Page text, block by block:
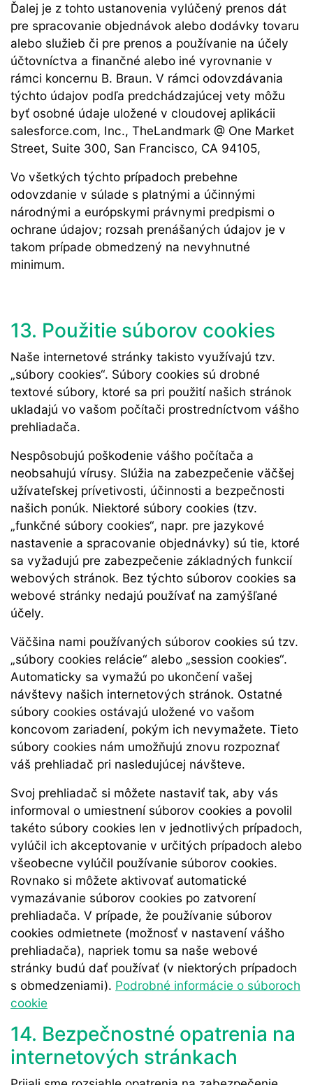
Ďalej je z tohto ustanovenia vylúčený prenos dát
pre spracovanie objednávok alebo dodávky tovaru
alebo služieb či pre prenos a používanie na účely
účtovníctva a finančné alebo iné vyrovnanie v
rámci koncernu B. Braun. V rámci odovzdávania
týchto údajov podľa predchádzajúcej vety môžu
byť osobné údaje uložené v cloudovej aplikácii
salesforce.com, Inc., TheLandmark @ One Market
Street, Suite 300, San Francisco, CA 94105,
Vo všetkých týchto prípadoch prebehne
odovzdanie v súlade s platnými a účinnými
národnými a európskymi právnymi predpismi o
ochrane údajov; rozsah prenášaných údajov je v
takom prípade obmedzený na nevyhnutné
minimum.
13. Použitie súborov cookies
Naše internetové stránky takisto využívajú tzv.
„súbory cookies“. Súbory cookies sú drobné
textové súbory, ktoré sa pri použití našich stránok
ukladajú vo vašom počítači prostredníctvom vášho
prehliadača.
Nespôsobujú poškodenie vášho počítača a
neobsahujú vírusy. Slúžia na zabezpečenie väčšej
užívateľskej prívetivosti, účinnosti a bezpečnosti
našich ponúk. Niektoré súbory cookies (tzv.
„funkčné súbory cookies“, napr. pre jazykové
nastavenie a spracovanie objednávky) sú tie, ktoré
sa vyžadujú pre zabezpečenie základných funkcií
webových stránok. Bez týchto súborov cookies sa
webové stránky nedajú používať na zamýšľané
účely.
Väčšina nami používaných súborov cookies sú tzv.
„súbory cookies relácie“ alebo „session cookies“.
Automaticky sa vymažú po ukončení vašej
návštevy našich internetových stránok. Ostatné
súbory cookies ostávajú uložené vo vašom
koncovom zariadení, pokým ich nevymažete. Tieto
súbory cookies nám umožňujú znovu rozpoznať
váš prehliadač pri nasledujúcej návšteve.
Svoj prehliadač si môžete nastaviť tak, aby vás
informoval o umiestnení súborov cookies a povolil
takéto súbory cookies len v jednotlivých prípadoch,
vylúčil ich akceptovanie v určitých prípadoch alebo
všeobecne vylúčil používanie súborov cookies.
Rovnako si môžete aktivovať automatické
vymazávanie súborov cookies po zatvorení
prehliadača. V prípade, že používanie súborov
cookies odmietnete (možnosť v nastavení vášho
prehliadača), napriek tomu sa naše webové
stránky budú dať používať (v niektorých prípadoch
s obmedzeniami). Podrobné informácie o súboroch
cookie
14. Bezpečnostné opatrenia na
internetových stránkach